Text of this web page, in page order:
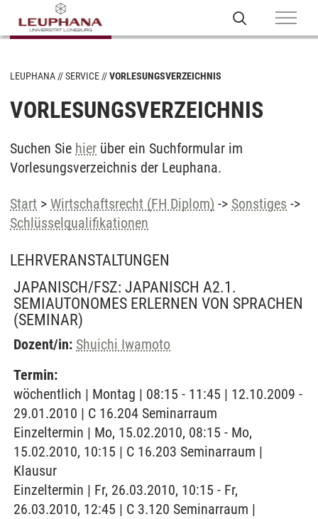
LEUPHANA SERVICE VORLESUNGSVERZEICHNIS
VORLESUNGSVERZEICHNIS
Suchen Sie hier über ein Suchformular im
Vorlesungsverzeichnis der Leuphana.
Start > Wirtschaftsrecht (FH Diplom) -> Sonstiges ->
Schlüsselqualifikationen
LEHRVERANSTALTUNGEN
JAPANISCH/FSZ: JAPANISCH A2.1.
SEMIAUTONOMES ERLERNEN VON SPRACHEN
(SEMINAR)
Dozent/in: Shuichi Iwamoto
Termin:
wöchentlich | Montag | 08:15 - 11:45 | 12.10.2009 -
29.01.2010 | C 16.204 Seminarraum
Einzeltermin | Mo, 15.02.2010, 08:15 - Mo,
15.02.2010, 10:15 | C 16.203 Seminarraum |
Klausur
Einzeltermin | Fr, 26.03.2010, 10:15 - Fr,
26.03.2010, 12:45 | C 3.120 Seminarraum |